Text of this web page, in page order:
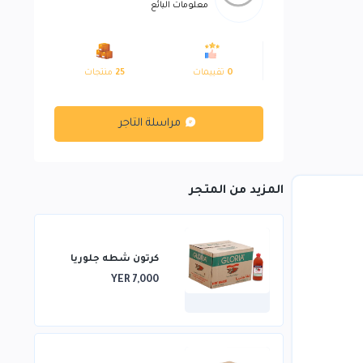
معلومات البائع
0 تقييمات 25 منتجات
مراسلة التاجر
المزيد من المتجر
كرتون شطه جلوريا
YER 7,000